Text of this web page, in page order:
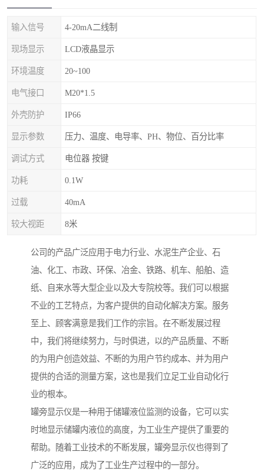
输入信号 4-20mA二线制
现场显示 LCD液晶显示
环境温度 20~100
电气接口 M20*1.5
外壳防护 IP66
显示参数 压力、温度、电导率、PH、物位、百分比率
调试方式 电位器 按键
功耗 0.1W
过载 40mA
较大视距 8米
公司的产品广泛应用于电力行业、水泥生产企业、石
油、化工、市政、环保、冶金、铁路、机车、船舶、造
纸、自来水等大型企业以及大专院校等。我们可以根据
不业的工艺特点，为客户提供的自动化解决方案。服务
至上、顾客满意是我们工作的宗旨。在不断发展过程
中，我们将继续努力，与时俱进，以的产品质量、不断
的为用户创造效益、不断的为用户节约成本、并为用户
提供的合适的测量方案，这也是我们立足工业自动化行
业的根本。
罐旁显示仪是一种用于储罐液位监测的设备，它可以实
时地显示储罐内液位的高度，为工业生产提供了重要的
帮助。随着工业技术的不断发展，罐旁显示仪也得到了
广泛的应用，成为了工业生产过程中的一部分。